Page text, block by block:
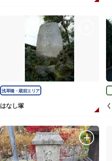
浅草橋・蔵前エリア
はなし塚